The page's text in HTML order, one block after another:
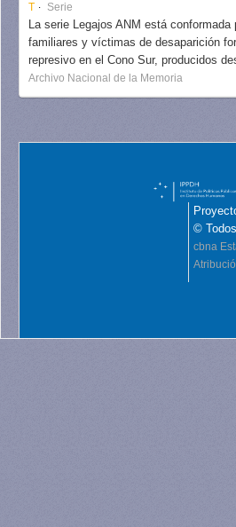
T Serie
La serie Legajos ANM está
familiares y víctimas de desaparición
represivo en el Cono Sur, producidos
Archivo Nacional de la Memoria
©
cbna